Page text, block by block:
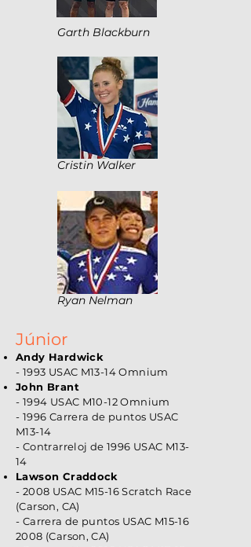
Garth Blackburn
Cristin Walker
Ryan Nelman
Júnior
Andy Hardwick
- 1993 USAC M13-14 Omnium
John Brant
- 1994 USAC M10-12 Omnium
- 1996 Carrera de puntos USAC
M13-14
- Contrarreloj de 1996 USAC M13-
14
Lawson Craddock
- 2008 USAC M15-16 Scratch Race
(Carson, CA)
- Carrera de puntos USAC M15-16
2008 (Carson, CA)